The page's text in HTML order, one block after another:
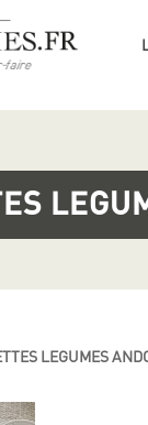
LEGUMES